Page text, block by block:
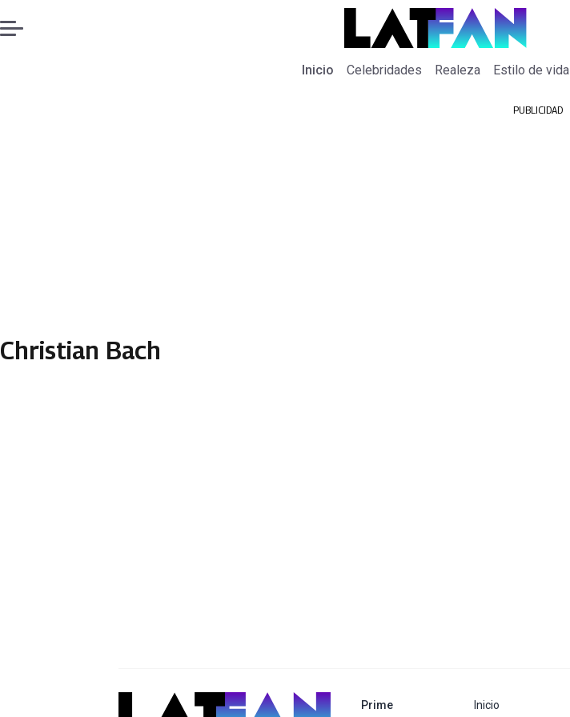
Inicio Celebridades Realeza Estilo de vida
PUBLICIDAD
Christian Bach
Primeabre en nueva pestaña
Inicio